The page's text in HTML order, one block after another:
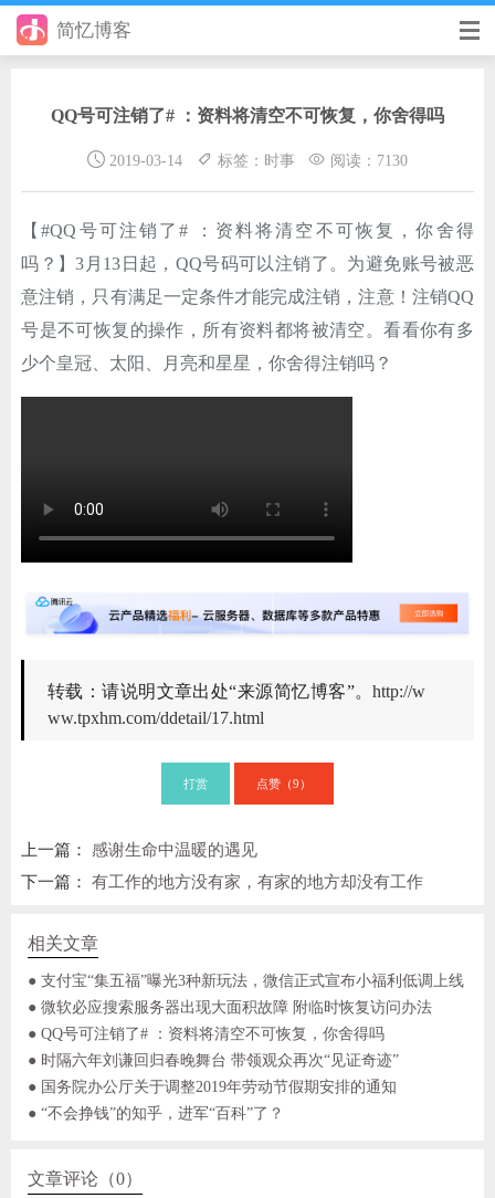
简忆博客
手册
日记
其它
在线工具
ChatGPT
登录
QQ号可注销了# ：资料将清空不可恢复，你舍得吗
2019-03-14 标签：时事 阅读：7130
【#QQ号可注销了# ：资料将清空不可恢复，你舍得
吗？】3月13日起，QQ号码可以注销了。为避免账号被恶
意注销，只有满足一定条件才能完成注销，注意！注销QQ
号是不可恢复的操作，所有资料都将被清空。看看你有多
少个皇冠、太阳、月亮和星星，你舍得注销吗？
转载：请说明文章出处“来源简忆博客”。http://w
ww.tpxhm.com/ddetail/17.html
打赏 点赞（9 ）
上一篇： 感谢生命中温暖的遇见
下一篇：有工作的地方没有家，有家的地方却没有工作
相关文章
● 支付宝“集五福”曝光3种新玩法，微信正式宣布小福利低调上线
● 微软必应搜索服务器出现大面积故障 附临时恢复访问办法
● QQ号可注销了# ：资料将清空不可恢复，你舍得吗
● 时隔六年刘谦回归春晚舞台 带领观众再次“见证奇迹”
● 国务院办公厅关于调整2019年劳动节假期安排的通知
● “不会挣钱”的知乎，进军“百科”了？
文章评论（0）